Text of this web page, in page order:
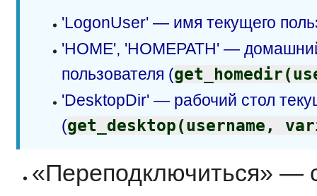
'LogonUser' — имя текущего
'HOME', 'HOMEPATH' —
пользователя (
'DesktopDir' — рабочий стол
(get_desktop(username,
«Переподключиться» —